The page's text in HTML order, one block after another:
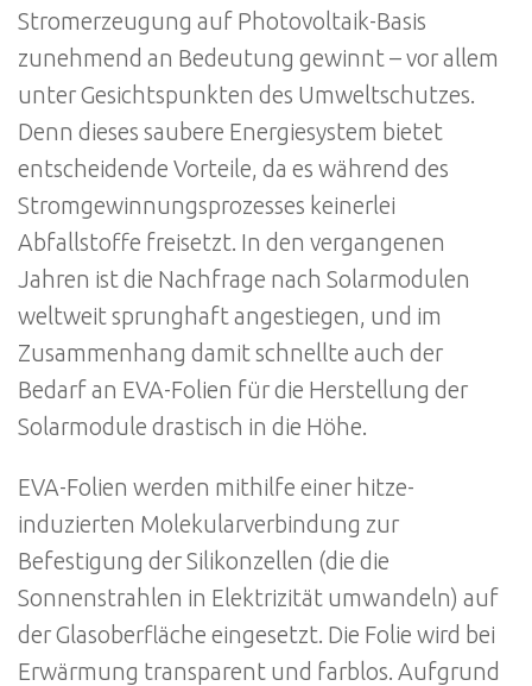
Stromerzeugung auf Photovoltaik-Basis
zunehmend an Bedeutung gewinnt – vor allem
unter Gesichtspunkten des Umweltschutzes.
Denn dieses saubere Energiesystem bietet
entscheidende Vorteile, da es während des
Stromgewinnungsprozesses keinerlei
Abfallstoffe freisetzt. In den vergangenen
Jahren ist die Nachfrage nach Solarmodulen
weltweit sprunghaft angestiegen, und im
Zusammenhang damit schnellte auch der
Bedarf an EVA-Folien für die Herstellung der
Solarmodule drastisch in die Höhe.
EVA-Folien werden mithilfe einer hitze-
induzierten Molekularverbindung zur
Befestigung der Silikonzellen (die die
Sonnenstrahlen in Elektrizität umwandeln) auf
der Glasoberfläche eingesetzt. Die Folie wird bei
Erwärmung transparent und farblos. Aufgrund